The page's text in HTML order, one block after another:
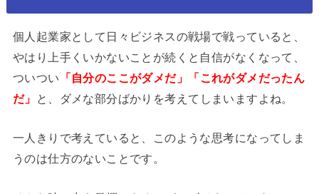
個人起業家として日々ビジネスの戦場で戦っていると、
やはり上手くいかないことが続くと自信がなくなって、
ついつい 「自分のここがダメだ」「これがダメだったん
だ」
と、ダメな部分ばかりを考えてしまいますよね。
一人きりで考えていると、このような思考になってしま
うのは仕方のないことです。